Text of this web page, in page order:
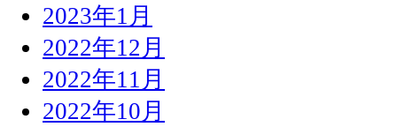
2023年1月
2022年12月
2022年11月
2022年10月